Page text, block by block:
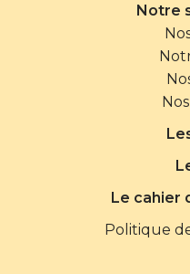
Notre
Le cahier
Politique